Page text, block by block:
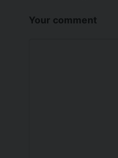
Your comment